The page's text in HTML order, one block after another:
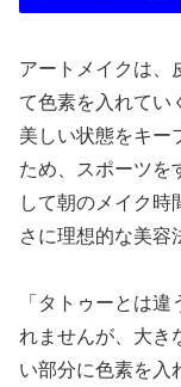
アートメイクは、
て色素を入れてい
美しい状態をキー
ため、スポーツを
して朝のメイク時
さに理想的な美容
「タトゥーとは
れませんが、大き
い部分に色素を入